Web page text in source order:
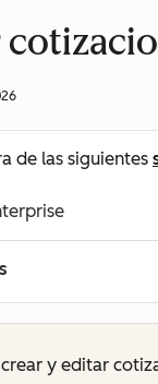
de las siguientes
crear y editar